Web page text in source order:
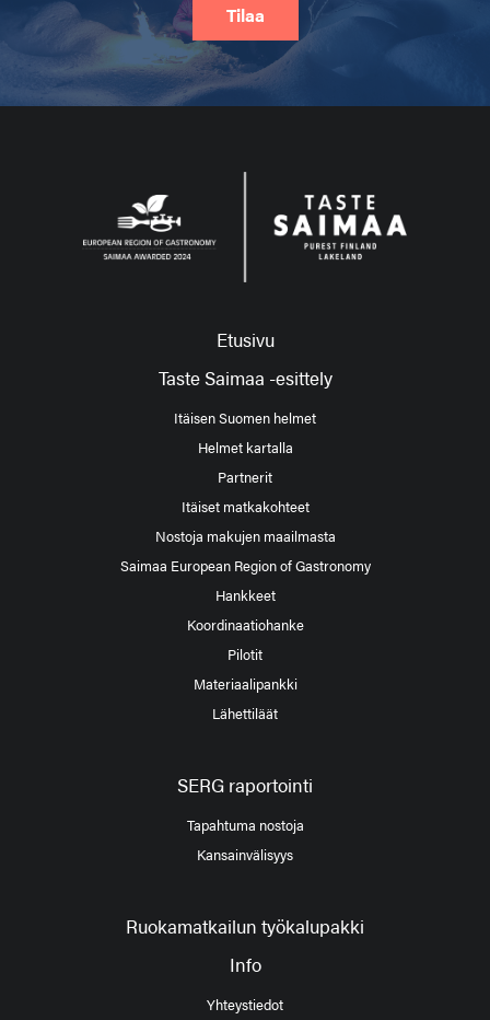
Tilaa
Etusivu
Taste Saimaa -esittely
Itäisen Suomen helmet
Helmet kartalla
Partnerit
Itäiset matkakohteet
Nostoja makujen maailmasta
Saimaa European Region of Gastronomy
Hankkeet
Koordinaatiohanke
Pilotit
Materiaalipankki
Lähettiläät
SERG raportointi
Tapahtuma nostoja
Kansainvälisyys
Ruokamatkailun työkalupakki
Info
Yhteystiedot